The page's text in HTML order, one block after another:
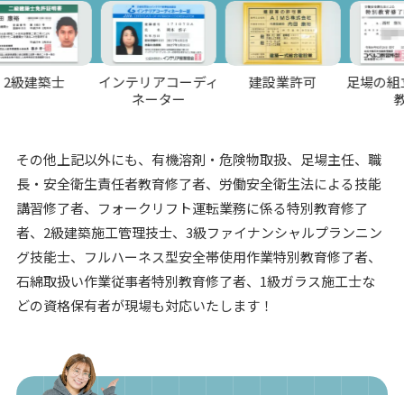
インテリアコーディ
ネーター
建設業許可
足場の組立て等
その他上記以外にも、有機溶剤・危険物取扱、足場主任、職
長・安全衛生責任者教育修了者、労働安全衛生法による技能
講習修了者、フォークリフト運転業務に係る特別教育修了
者、2級建築施工管理技士、3級ファイナンシャルプランニン
グ技能士、フルハーネス型安全帯使用作業特別教育修了者、
石綿取扱い作業従事者特別教育修了者、1級ガラス施工士な
どの資格保有者が現場も対応いたします！